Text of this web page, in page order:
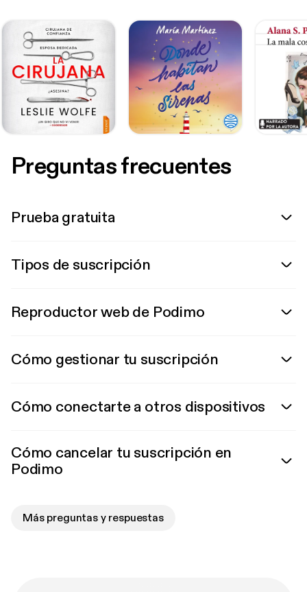
Preguntas frecuentes
Prueba gratuita
Tipos de suscripción
Reproductor web de Podimo
Cómo gestionar tu suscripción
Cómo conectarte a otros dispositivos
Cómo cancelar tu suscripción en
Podimo
Más preguntas y respuestas